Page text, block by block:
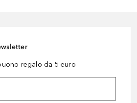
regalo da 5 euro